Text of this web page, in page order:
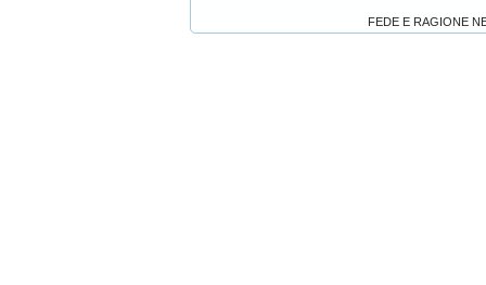
FEDE E RAGIONE